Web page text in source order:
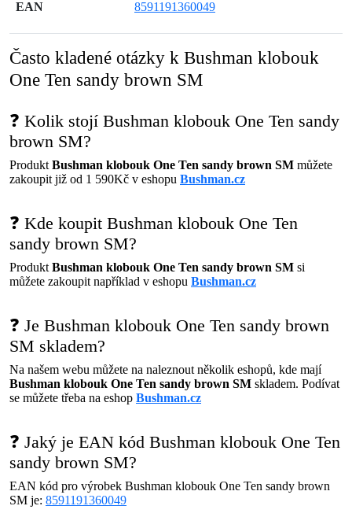
EAN 8591191360049
Často kladené otázky k Bushman klobouk
One Ten sandy brown SM
❓ Kolik stojí Bushman klobouk One Ten sandy
brown SM?
Produkt Bushman klobouk One Ten sandy brown SM můžete
zakoupit již od 1 590Kč v eshopu Bushman.cz
❓ Kde koupit Bushman klobouk One Ten
sandy brown SM?
Produkt Bushman klobouk One Ten sandy brown SM si
můžete zakoupit například v eshopu Bushman.cz
❓ Je Bushman klobouk One Ten sandy brown
SM skladem?
Na našem webu můžete na naleznout několik eshopů, kde mají
Bushman klobouk One Ten sandy brown SM skladem. Podívat
se můžete třeba na eshop Bushman.cz
❓ Jaký je EAN kód Bushman klobouk One Ten
sandy brown SM?
EAN kód pro výrobek Bushman klobouk One Ten sandy brown
SM je: 8591191360049